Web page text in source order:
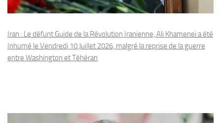
Iran : Le défunt Guide de la Révolution Iranienne, Ali Khamenei a été
Inhumé le Vendredi 10 Juillet 2026, malgré la reprise de la guerre
entre Washington et Téhéran